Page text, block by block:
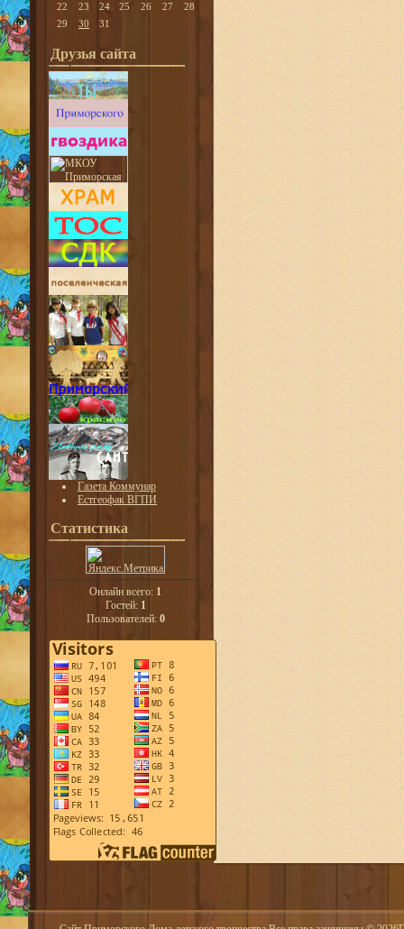
22
23 24 25 26 27
28
29
30 31
Друзья сайта
Газета Коммунар
Естгеофак ВГПИ
Статистика
Онлайн всего: 1
Гостей: 1
Пользователей: 0